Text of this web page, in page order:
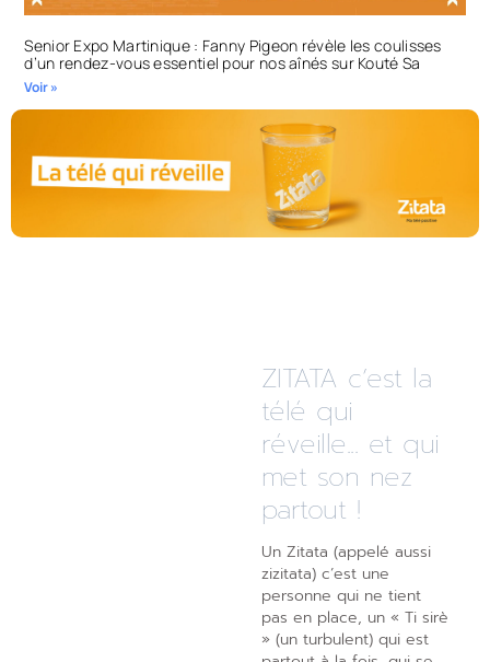
Senior Expo Martinique : Fanny Pigeon révèle les coulisses
d’un rendez-vous essentiel pour nos aînés sur Kouté Sa
Voir »
ZITATA c’est la
télé qui
réveille... et qui
met son nez
partout !
Un Zitata (appelé aussi
zizitata) c’est une
personne qui ne tient
pas en place, un « Ti sirè
» (un turbulent) qui est